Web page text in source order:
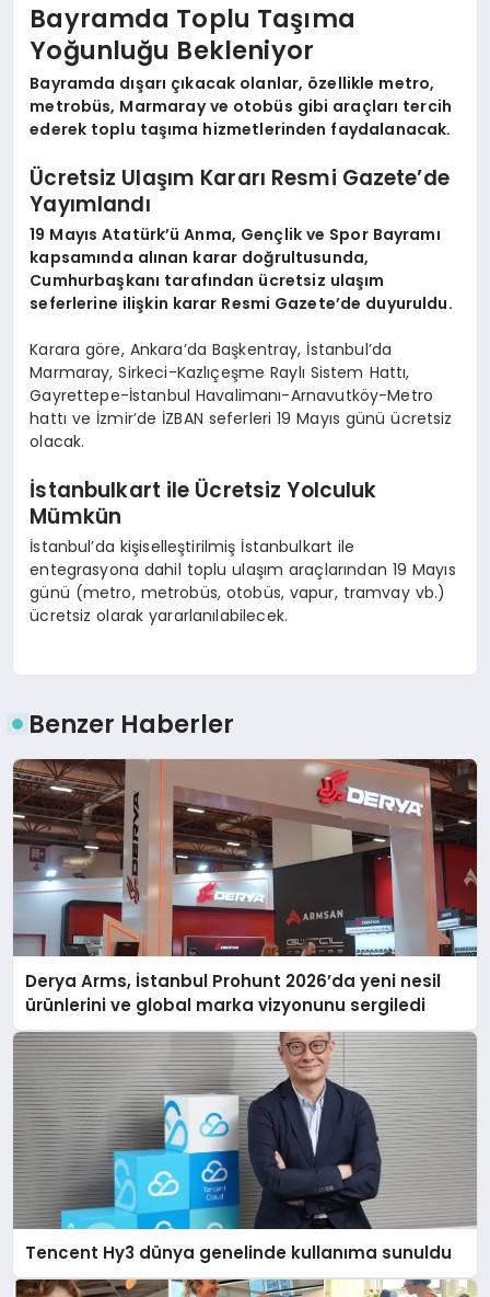
Bayramda Toplu Taşıma
Yoğunluğu Bekleniyor
Bayramda dışarı çıkacak olanlar, özellikle metro,
metrobüs, Marmaray ve otobüs gibi araçları tercih
ederek toplu taşıma hizmetlerinden faydalanacak.
Ücretsiz Ulaşım Kararı Resmi Gazete’de
Yayımlandı
19 Mayıs Atatürk’ü Anma, Gençlik ve Spor Bayramı
kapsamında alınan karar doğrultusunda,
Cumhurbaşkanı tarafından ücretsiz ulaşım
seferlerine ilişkin karar Resmi Gazete’de duyuruldu.
Karara göre, Ankara’da Başkentray, İstanbul’da
Marmaray, Sirkeci-Kazlıçeşme Raylı Sistem Hattı,
Gayrettepe-İstanbul Havalimanı-Arnavutköy-Metro
hattı ve İzmir’de İZBAN seferleri 19 Mayıs günü ücretsiz
olacak.
İstanbulkart ile Ücretsiz Yolculuk
Mümkün
İstanbul’da kişiselleştirilmiş İstanbulkart ile
entegrasyona dahil toplu ulaşım araçlarından 19 Mayıs
günü (metro, metrobüs, otobüs, vapur, tramvay vb.)
ücretsiz olarak yararlanılabilecek.
Benzer Haberler
Derya Arms, İstanbul Prohunt 2026’da yeni nesil
ürünlerini ve global marka vizyonunu sergiledi
Tencent Hy3 dünya genelinde kullanıma sunuldu